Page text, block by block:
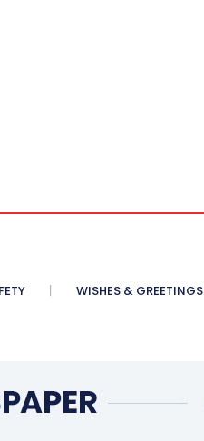
WISHES & GREETINGS